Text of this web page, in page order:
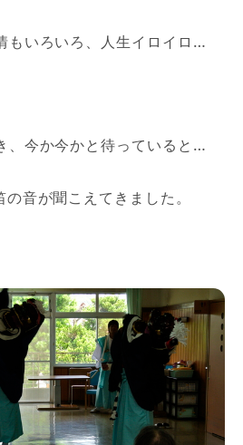
もいろいろ、人生イロイロ…
、今か今かと待っていると…
音が聞こえてきました。